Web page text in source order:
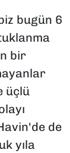
bugün 6
bir
üçlü
de
yıla